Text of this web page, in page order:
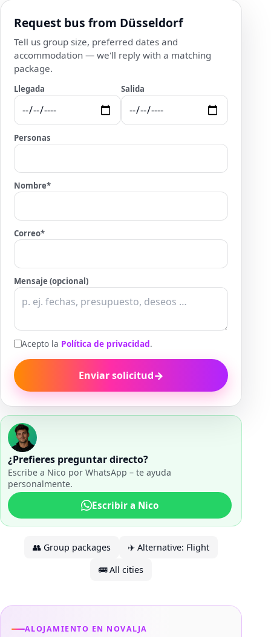
Request bus from Düsseldorf
Tell us group size, preferred dates and
accommodation — we'll reply with a matching
package.
Llegada Salida
Personas
Nombre*
Correo*
Mensaje (opcional)
Acepto la Política de privacidad.
Enviar solicitud→
¿Prefieres preguntar directo?
Escribe a Nico por WhatsApp – te ayuda
personalmente.
Escribir a Nico
👥 Group packages ✈️ Alternative: Flight
🚌All cities
ALOJAMIENTO EN NOVALJA